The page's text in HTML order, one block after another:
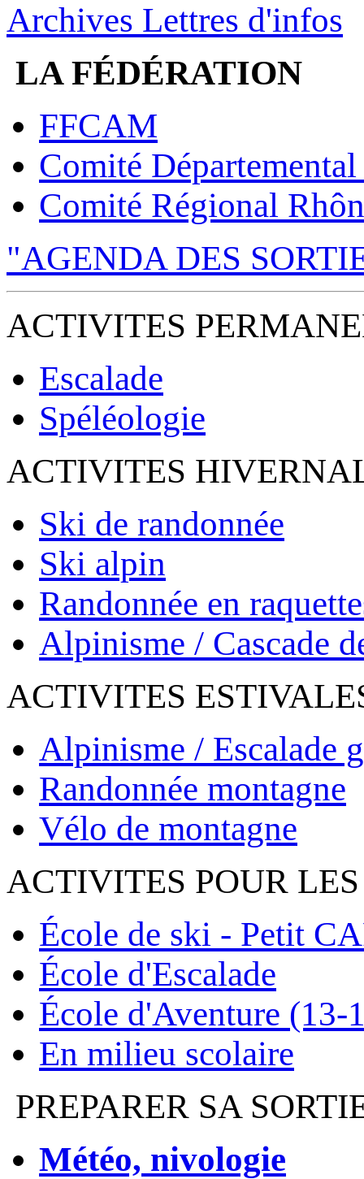
Archives Lettres d'infos
LA FÉDÉRATION
FFCAM
Comité
Comité Régional
"AGENDA DES
ACTIVITES
Escalade
Spéléologie
ACTIVITES
Ski de randonnée
Ski alpin
Randonnée en
Alpinisme / Cascade
ACTIVITES
Alpinisme / Escalade
Randonnée montagne
Vélo de montagne
ACTIVITES POUR
École de ski - Petit
École d'Escalade
École d'Aventure (13-
En milieu scolaire
PREPARER SA
Météo, nivologie